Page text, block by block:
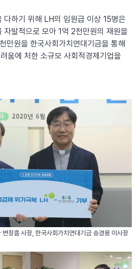
다하기 위해 LH의 임원급 이상 15명은
자발적으로 모아 1억 2천만원의 재원을
만원을 한국사회가치연대기금을 통해
움에 처한 소규모 사회적경제기업을
창흠 사장, 한국사회가치연대기금 송경용 이사장